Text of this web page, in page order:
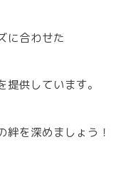
に合わせた
供しています。
を深めましょう！